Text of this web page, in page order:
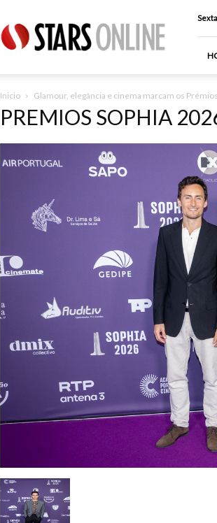
Online
Inicio Glamour, elegância e cinema marcam os
PREMIOS SOPHIA